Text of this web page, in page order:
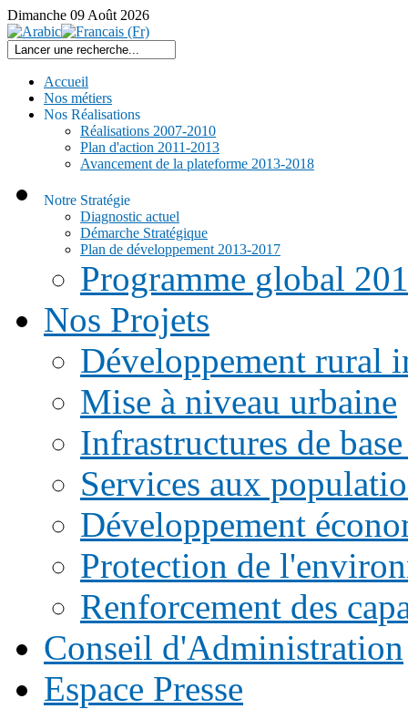
Dimanche 09 Août 2026
Accueil
Nos métiers
Nos Réalisations
Réalisations 2007-2010
Plan d'action 2011-2013
Avancement de la plateforme 2013-2018
Notre Stratégie
Diagnostic actuel
Démarche Stratégique
Plan de développement 2013-2017
Programme global
Nos Projets
Développement rural
Mise à niveau urbaine
Infrastructures de
Services aux
Développement
Protection de
Renforcement des
Conseil d'Administration
Espace Presse